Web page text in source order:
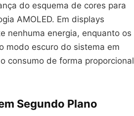
do esquema de cores para
AMOLED. Em displays
nenhuma energia, enquanto os
modo escuro do sistema em
consumo de forma proporcional
Segundo Plano